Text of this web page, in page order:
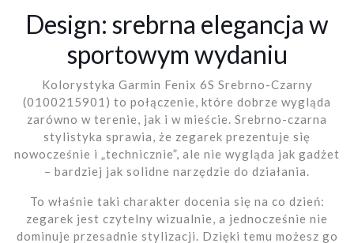
Design: srebrna elegancja w
sportowym wydaniu
Kolorystyka Garmin Fenix 6S Srebrno-Czarny
(0100215901) to połączenie, które dobrze wygląda
zarówno w terenie, jak i w mieście. Srebrno-czarna
stylistyka sprawia, że zegarek prezentuje się
nowocześnie i „technicznie”, ale nie wygląda jak gadżet
– bardziej jak solidne narzędzie do działania.
To właśnie taki charakter docenia się na co dzień:
zegarek jest czytelny wizualnie, a jednocześnie nie
dominuje przesadnie stylizacji. Dzięki temu możesz go